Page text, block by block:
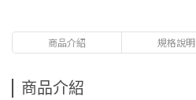
商品介紹 規格說明
商品介紹